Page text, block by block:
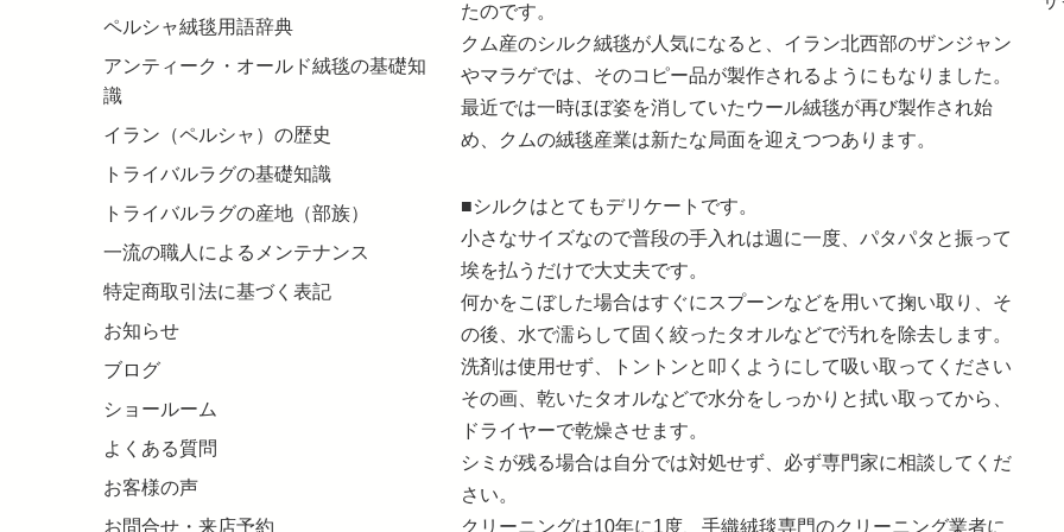
たのです。
クム産のシルク絨毯が人気になると、イラン北西部のザンジャン
やマラゲでは、そのコピー品が製作されるようにもなりました。
最近では一時ほぼ姿を消していたウール絨毯が再び製作され始
め、クムの絨毯産業は新たな局面を迎えつつあります。
■シルクはとてもデリケートです。
小さなサイズなので普段の手入れは週に一度、パタパタと振って
埃を払うだけで大丈夫です。
何かをこぼした場合はすぐにスプーンなどを用いて掬い取り、そ
の後、水で濡らして固く絞ったタオルなどで汚れを除去します。
洗剤は使用せず、トントンと叩くようにして吸い取ってください
その画、乾いたタオルなどで水分をしっかりと拭い取ってから、
ドライヤーで乾燥させます。
シミが残る場合は自分では対処せず、必ず専門家に相談してくだ
さい。
クリーニングは10年に1度、手織絨毯専門のクリーニング業者に
ペルシャ絨毯用語辞典
アンティーク・オールド絨毯の基礎知
識
イラン（ペルシャ）の歴史
トライバルラグの基礎知識
トライバルラグの産地（部族）
一流の職人によるメンテナンス
特定商取引法に基づく表記
お知らせ
ブログ
ショールーム
よくある質問
お客様の声
お問合せ・来店予約